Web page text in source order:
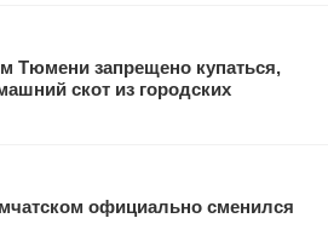
Тюмени запрещено купаться,
скот из городских
официально сменился